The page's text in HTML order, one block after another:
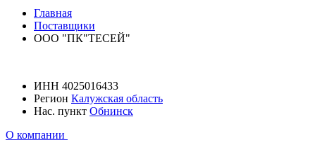
Главная
Поставщики
ООО "ПК"ТЕСЕЙ"
ИНН 4025016433
Регион Калужская область
Нас. пункт Обнинск
О компании